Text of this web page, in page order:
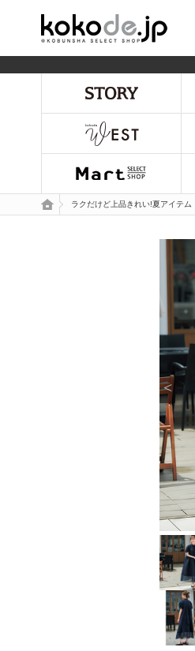
トップページ
ラクだけど上品きれい!夏アイテム